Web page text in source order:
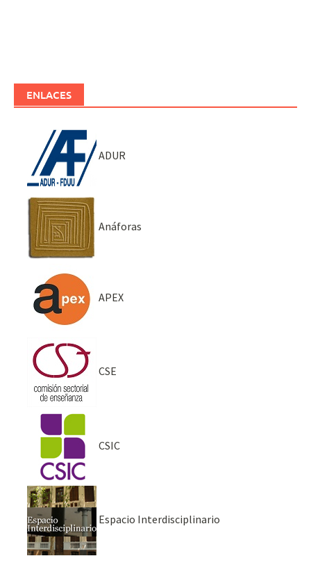
ENLACES
ADUR
Anáforas
APEX
CSE
CSIC
Espacio Interdisciplinario